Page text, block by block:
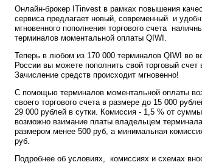
Онлайн-брокер ITinvest в рамках повышения
сервиса предлагает новый, современный и
мгновенного пополнения торгового счета
терминалов моментальной оплаты QIWI.
Теперь в любом из 170 000 терминалов QIWI во
России вы можете пополнить свой торговый счет
Зачисление средств происходит мгновенно!
С помощью терминалов моментальной оплаты
своего торгового счета в размере до 15 000
29 000 рублей в сутки. Комиссия - 1,5 % от
возможно взимание платы владельцем
размером менее 500 руб, а минимальная
руб.
Подробнее об условиях, комиссиях и схемах